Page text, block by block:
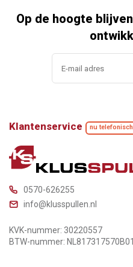
Op de hoogte
Klantenservice nu
0570-626255
info@klusspullen.nl
KVK-nummer: 30220557
BTW-nummer: NL817317570B01